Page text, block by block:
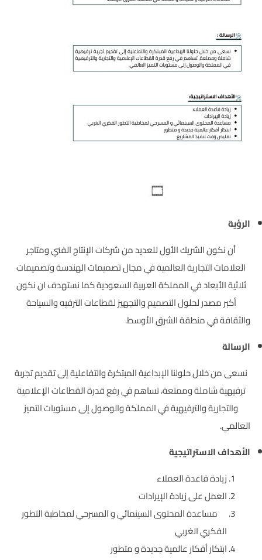
الرؤية
أن نكون الشريك الأول للعديد من شركات الإنتاج الفني ومتاجر
العلامات التجارية العالمية في مجال تصميمات الهندسة وتصميمات
ثلاثية الأبعاد في المملكة العربية السعودية كما نستهدف ان نكون
أكبر مصدر لحلول التصميم والتجهيز لقطاعات الترفيه والسياحة
والثقافة في منطقة الشرق الأوسط.
الرسالة
نسعى من خلال حلولنا الإبداعية المبتكرة والتفاعلية إلى تقديم تجربة
ترفيهية شاملة وممتعة، تساهم في رفع قدرة القطاعات الإعلامية
والتجارية والترفيهية في المملكة والوصول إلى مستويات التميز
العالمي.
الأهداف الاستراتيجية
زيادة قاعدة العملاء
العمل على زيادة الإيرادات
مساعدة المحتوى السينمائي و المسرحي لمخاطبة التطور
الفكري الغربي
ابتكار أفكار عالمية جديدة و متطور